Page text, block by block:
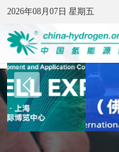
2026年08月07日 星期五
2026年08月07日 星期五